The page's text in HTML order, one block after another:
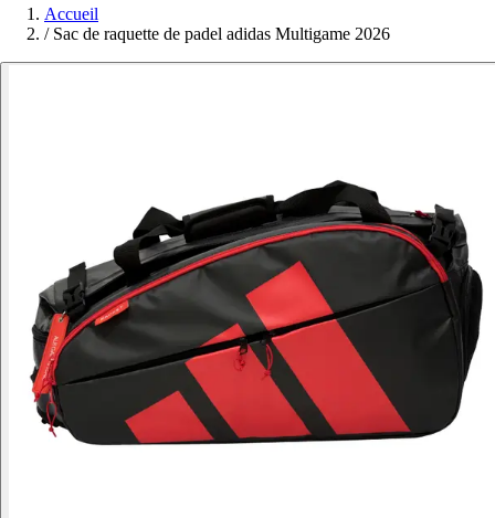
Accueil
/ Sac de raquette de padel adidas Multigame 2026